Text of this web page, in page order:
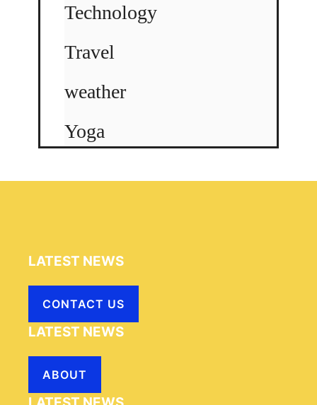
Technology
Travel
weather
Yoga
LATEST NEWS
CONTACT US
LATEST NEWS
ABOUT